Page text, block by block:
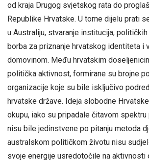
od kraja Drugog svjetskog rata do
Republike Hrvatske. U tome dijelu prati
u Australiju, stvaranje institucija,
borba za priznanje hrvatskog identiteta i
domovinom. Među hrvatskim
politička aktivnost, formirane su brojne
organizacije koje su bile isključivo
hrvatske države. Ideja slobodne
okupu, iako su pripadale čitavom
nisu bile jedinstvene po pitanju metoda
australskom političkom životu nisu
svoje energije usredotočile na aktivnosti